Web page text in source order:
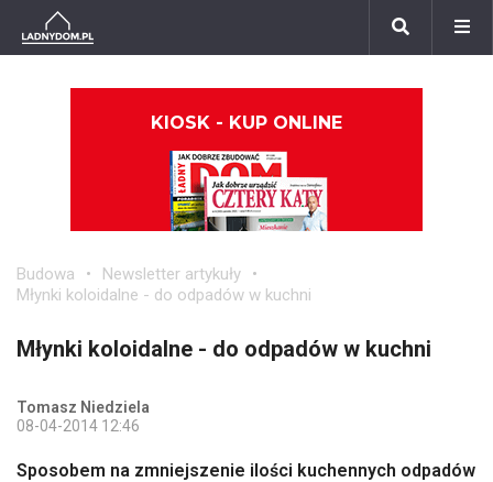
KIOSK - KUP ONLINE
Budowa
Newsletter artykuły
Młynki koloidalne - do odpadów w kuchni
Młynki koloidalne - do odpadów w kuchni
Tomasz Niedziela
08-04-2014 12:46
Sposobem na zmniejszenie ilości kuchennych odpadów